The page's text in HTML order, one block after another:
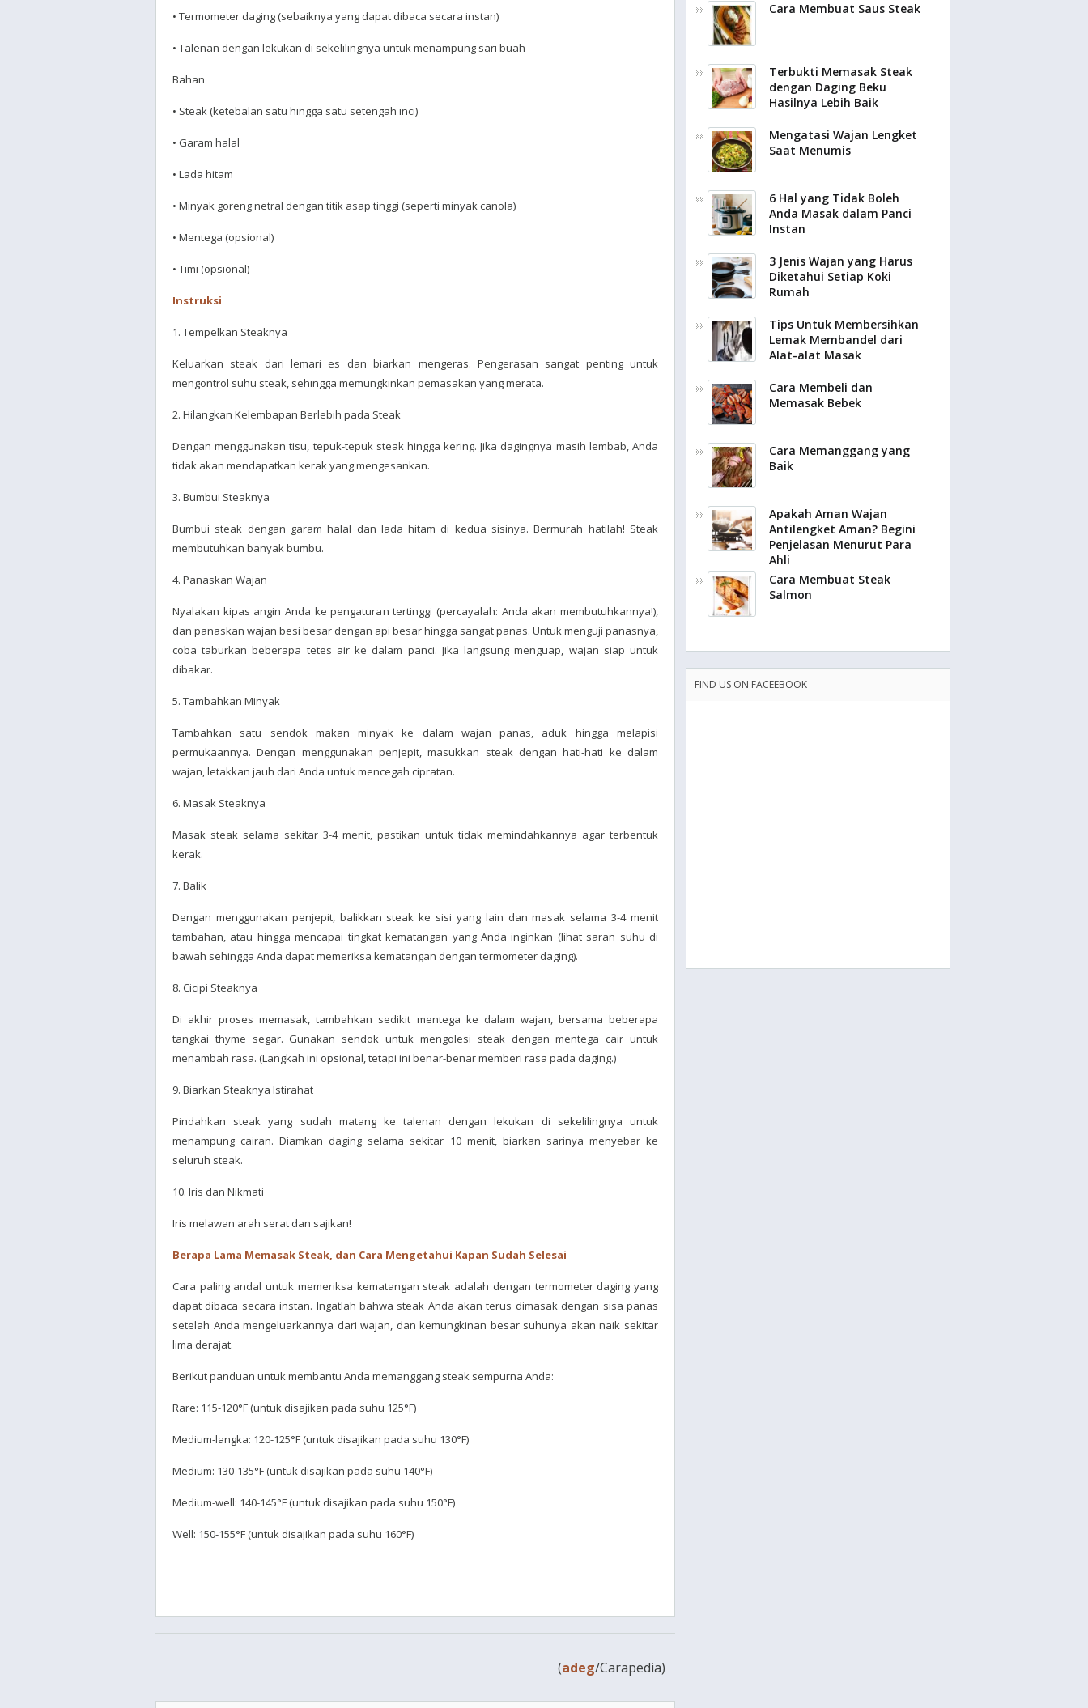
• Termometer daging (sebaiknya yang dapat dibaca secara instan)
• Talenan dengan lekukan di sekelilingnya untuk menampung sari buah
Bahan
• Steak (ketebalan satu hingga satu setengah inci)
• Garam halal
• Lada hitam
• Minyak goreng netral dengan titik asap tinggi (seperti minyak canola)
• Mentega (opsional)
• Timi (opsional)
Instruksi
1. Tempelkan Steaknya
Keluarkan steak dari lemari es dan biarkan mengeras. Pengerasan sangat penting untuk
mengontrol suhu steak, sehingga memungkinkan pemasakan yang merata.
2. Hilangkan Kelembapan Berlebih pada Steak
Dengan menggunakan tisu, tepuk-tepuk steak hingga kering. Jika dagingnya masih lembab, Anda
tidak akan mendapatkan kerak yang mengesankan.
3. Bumbui Steaknya
Bumbui steak dengan garam halal dan lada hitam di kedua sisinya. Bermurah hatilah! Steak
membutuhkan banyak bumbu.
4. Panaskan Wajan
Nyalakan kipas angin Anda ke pengaturan tertinggi (percayalah: Anda akan membutuhkannya!),
dan panaskan wajan besi besar dengan api besar hingga sangat panas. Untuk menguji panasnya,
coba taburkan beberapa tetes air ke dalam panci. Jika langsung menguap, wajan siap untuk
dibakar.
5. Tambahkan Minyak
Tambahkan satu sendok makan minyak ke dalam wajan panas, aduk hingga melapisi
permukaannya. Dengan menggunakan penjepit, masukkan steak dengan hati-hati ke dalam
wajan, letakkan jauh dari Anda untuk mencegah cipratan.
6. Masak Steaknya
Masak steak selama sekitar 3-4 menit, pastikan untuk tidak memindahkannya agar terbentuk
kerak.
7. Balik
Dengan menggunakan penjepit, balikkan steak ke sisi yang lain dan masak selama 3-4 menit
tambahan, atau hingga mencapai tingkat kematangan yang Anda inginkan (lihat saran suhu di
bawah sehingga Anda dapat memeriksa kematangan dengan termometer daging).
8. Cicipi Steaknya
Di akhir proses memasak, tambahkan sedikit mentega ke dalam wajan, bersama beberapa
tangkai thyme segar. Gunakan sendok untuk mengolesi steak dengan mentega cair untuk
menambah rasa. (Langkah ini opsional, tetapi ini benar-benar memberi rasa pada daging.)
9. Biarkan Steaknya Istirahat
Pindahkan steak yang sudah matang ke talenan dengan lekukan di sekelilingnya untuk
menampung cairan. Diamkan daging selama sekitar 10 menit, biarkan sarinya menyebar ke
seluruh steak.
10. Iris dan Nikmati
Iris melawan arah serat dan sajikan!
Berapa Lama Memasak Steak, dan Cara Mengetahui Kapan Sudah Selesai
Cara paling andal untuk memeriksa kematangan steak adalah dengan termometer daging yang
dapat dibaca secara instan. Ingatlah bahwa steak Anda akan terus dimasak dengan sisa panas
setelah Anda mengeluarkannya dari wajan, dan kemungkinan besar suhunya akan naik sekitar
lima derajat.
Berikut panduan untuk membantu Anda memanggang steak sempurna Anda:
Rare: 115-120°F (untuk disajikan pada suhu 125°F)
Medium-langka: 120-125°F (untuk disajikan pada suhu 130°F)
Medium: 130-135°F (untuk disajikan pada suhu 140°F)
Medium-well: 140-145°F (untuk disajikan pada suhu 150°F)
Well: 150-155°F (untuk disajikan pada suhu 160°F)
(adeg/Carapedia)
Cara Membuat Saus Steak
Terbukti Memasak Steak
dengan Daging Beku
Hasilnya Lebih Baik
Mengatasi Wajan Lengket
Saat Menumis
6 Hal yang Tidak Boleh
Anda Masak dalam Panci
Instan
3 Jenis Wajan yang Harus
Diketahui Setiap Koki
Rumah
Tips Untuk Membersihkan
Lemak Membandel dari
Alat-alat Masak
Cara Membeli dan
Memasak Bebek
Cara Memanggang yang
Baik
Apakah Aman Wajan
Antilengket Aman? Begini
Penjelasan Menurut Para
Ahli
Cara Membuat Steak
Salmon
FIND US ON FACEEBOOK